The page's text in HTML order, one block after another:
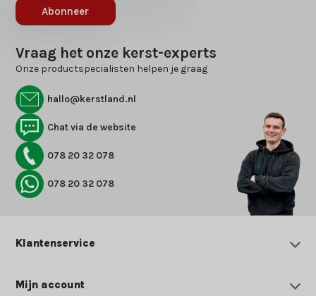
Abonneer
Vraag het onze kerst-experts
Onze productspecialisten helpen je graag
hallo@kerstland.nl
Chat via de website
078 20 32 078
078 20 32 078
Klantenservice
Mijn account